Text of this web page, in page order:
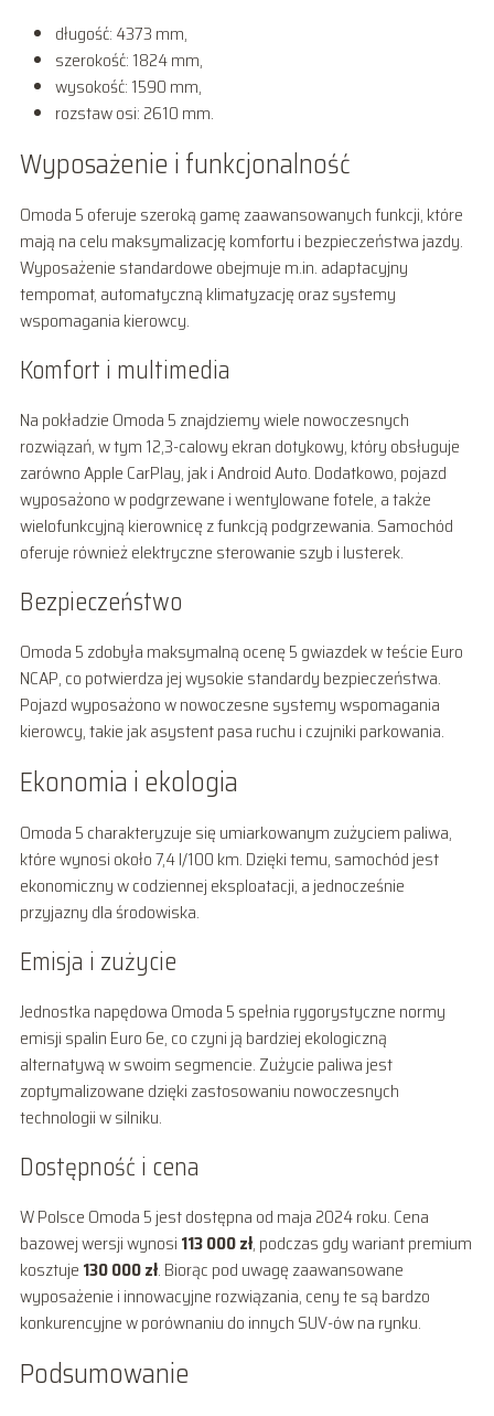
długość: 4373 mm,
szerokość: 1824 mm,
wysokość: 1590 mm,
rozstaw osi: 2610 mm.
Wyposażenie i funkcjonalność
Omoda 5 oferuje szeroką gamę zaawansowanych funkcji, które
mają na celu maksymalizację komfortu i bezpieczeństwa jazdy.
Wyposażenie standardowe obejmuje m.in. adaptacyjny
tempomat, automatyczną klimatyzację oraz systemy
wspomagania kierowcy.
Komfort i multimedia
Na pokładzie Omoda 5 znajdziemy wiele nowoczesnych
rozwiązań, w tym 12,3-calowy ekran dotykowy, który obsługuje
zarówno Apple CarPlay, jak i Android Auto. Dodatkowo, pojazd
wyposażono w podgrzewane i wentylowane fotele, a także
wielofunkcyjną kierownicę z funkcją podgrzewania. Samochód
oferuje również elektryczne sterowanie szyb i lusterek.
Bezpieczeństwo
Omoda 5 zdobyła maksymalną ocenę 5 gwiazdek w teście Euro
NCAP, co potwierdza jej wysokie standardy bezpieczeństwa.
Pojazd wyposażono w nowoczesne systemy wspomagania
kierowcy, takie jak asystent pasa ruchu i czujniki parkowania.
Ekonomia i ekologia
Omoda 5 charakteryzuje się umiarkowanym zużyciem paliwa,
które wynosi około 7,4 l/100 km. Dzięki temu, samochód jest
ekonomiczny w codziennej eksploatacji, a jednocześnie
przyjazny dla środowiska.
Emisja i zużycie
Jednostka napędowa Omoda 5 spełnia rygorystyczne normy
emisji spalin Euro 6e, co czyni ją bardziej ekologiczną
alternatywą w swoim segmencie. Zużycie paliwa jest
zoptymalizowane dzięki zastosowaniu nowoczesnych
technologii w silniku.
Dostępność i cena
W Polsce Omoda 5 jest dostępna od maja 2024 roku. Cena
bazowej wersji wynosi 113 000 zł, podczas gdy wariant premium
kosztuje 130 000 zł. Biorąc pod uwagę zaawansowane
wyposażenie i innowacyjne rozwiązania, ceny te są bardzo
konkurencyjne w porównaniu do innych SUV-ów na rynku.
Podsumowanie